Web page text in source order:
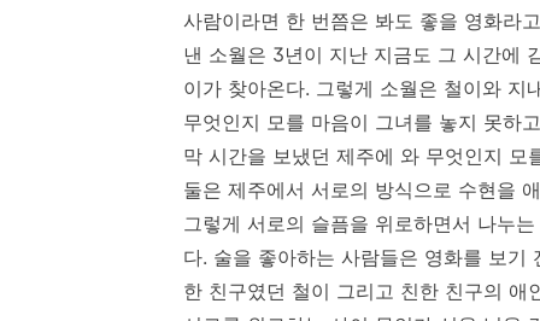
사람이라면 한 번쯤은 봐도 좋을 영화라
낸 소월은 3년이 지난 지금도 그 시간에
이가 찾아온다. 그렇게 소월은 철이와
무엇인지 모를 마음이 그녀를 놓지 못하
막 시간을 보냈던 제주에 와 무엇인지 모
둘은 제주에서 서로의 방식으로 수현을
그렇게 서로의 슬픔을 위로하면서 나누
다. 술을 좋아하는 사람들은 영화를 보
한 친구였던 철이 그리고 친한 친구의